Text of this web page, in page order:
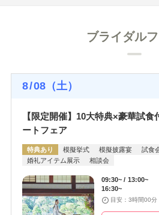
ブライダル
8/08 （土）
【限定開催】10大特典×豪華試
ートフェア
特典あり 模擬挙式 模擬披露宴 試食
婚礼アイテム展示
相談会
09:30~
13:00~
16:30~
目安：3時間00分